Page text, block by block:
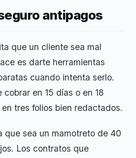
antipagos
que un cliente sea mal
es darte herramientas
cuando intenta serlo.
cobrar en 15 días o en 18
tres folios bien redactados.
que sea un mamotreto de 40
Los contratos que